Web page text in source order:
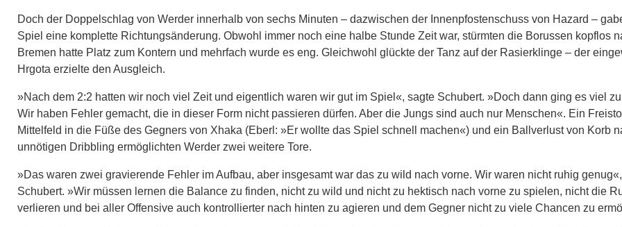
Doch der Doppelschlag von Werder innerhalb von sechs Minuten – dazwischen der Innenpfostenschuss von Hazard –
Spiel eine komplette Richtungsänderung. Obwohl immer noch eine halbe Stunde Zeit war, stürmten die Borussen kopflos
Bremen hatte Platz zum Kontern und mehrfach wurde es eng. Gleichwohl glückte der Tanz auf der Rasierklinge – der
Hrgota erzielte den Ausgleich.
»Nach dem 2:2 hatten wir noch viel Zeit und eigentlich waren wir gut im Spiel«, sagte Schubert. »Doch dann ging es viel
Wir haben Fehler gemacht, die in dieser Form nicht passieren dürfen. Aber die Jungs sind auch nur Menschen«. Ein
Mittelfeld in die Füße des Gegners von Xhaka (Eberl: »Er wollte das Spiel schnell machen«) und ein Ballverlust von Korb
unnötigen Dribbling ermöglichten Werder zwei weitere Tore.
»Das waren zwei gravierende Fehler im Aufbau, aber insgesamt war das zu wild nach vorne. Wir waren nicht ruhig
Schubert. »Wir müssen lernen die Balance zu finden, nicht zu wild und nicht zu hektisch nach vorne zu spielen, nicht die
verlieren und bei aller Offensive auch kontrollierter nach hinten zu agieren und dem Gegner nicht zu viele Chancen zu